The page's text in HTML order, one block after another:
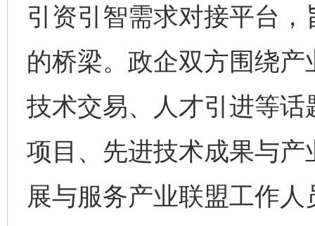
引资引智需求对接平台
的桥梁。政企双方围绕
技术交易、人才引进等
项目、先进技术成果与产
展与服务产业联盟工作